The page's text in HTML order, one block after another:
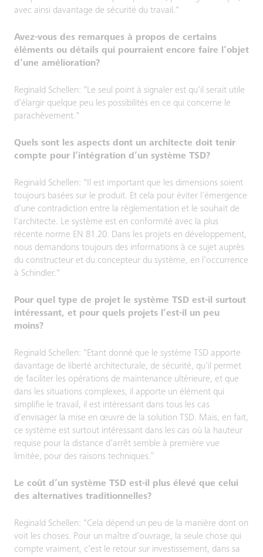
avec ainsi davantage de sécurité du travail."
Avez-vous des remarques à propos de certains
éléments ou détails qui pourraient encore faire l’objet
d’une amélioration?
Reginald Schellen: "Le seul point à signaler est qu’il serait utile
d’élargir quelque peu les possibilités en ce qui concerne le
parachèvement."
Quels sont les aspects dont un architecte doit tenir
compte pour l’intégration d’un système TSD?
Reginald Schellen: "Il est important que les dimensions soient
toujours basées sur le produit. Et cela pour éviter l’émergence
d’une contradiction entre la réglementation et le souhait de
l’architecte. Le système est en conformité avec la plus
récente norme EN 81.20. Dans les projets en développement,
nous demandons toujours des informations à ce sujet auprès
du constructeur et du concepteur du système, en l’occurrence
à Schindler."
Pour quel type de projet le système TSD est-il surtout
intéressant, et pour quels projets l’est-il un peu
moins?
Reginald Schellen: "Etant donné que le système TSD apporte
davantage de liberté architecturale, de sécurité, qu’il permet
de faciliter les opérations de maintenance ultérieure, et que
dans les situations complexes, il apporte un élément qui
simplifie le travail, il est intéressant dans tous les cas
d’envisager la mise en œuvre de la solution TSD. Mais, en fait,
ce système est surtout intéressant dans les cas où la hauteur
requise pour la distance d’arrêt semble à première vue
limitée, pour des raisons techniques.”
Le coût d’un système TSD est-il plus élevé que celui
des alternatives traditionnelles?
Reginald Schellen: "Cela dépend un peu de la manière dont on
voit les choses. Pour un maître d’ouvrage, la seule chose qui
compte vraiment, c’est le retour sur investissement, dans sa